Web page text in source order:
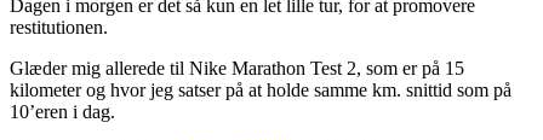
Dagen i morgen er det så kun en let lille tur, for at promovere
restitutionen.
Glæder mig allerede til Nike Marathon Test 2, som er på 15
kilometer og hvor jeg satser på at holde samme km. snittid som på
10’eren i dag.